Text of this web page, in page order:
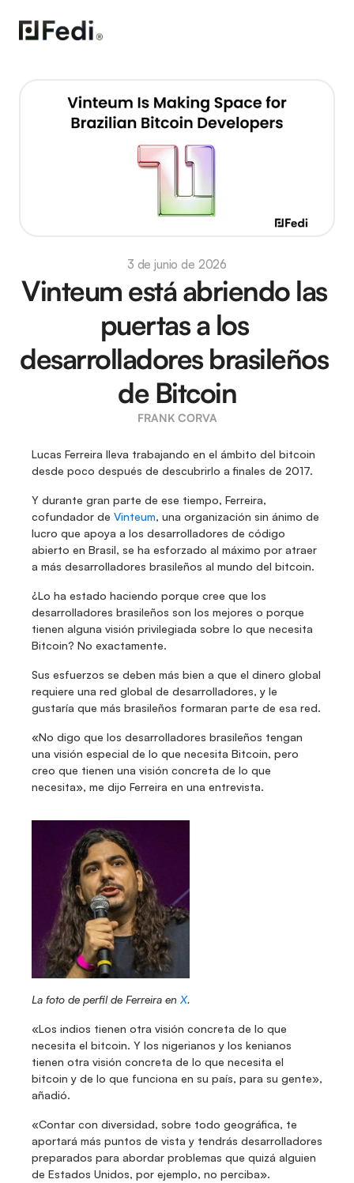
3 de junio de 2026
Vinteum está abriendo las
puertas a los
desarrolladores brasileños
de Bitcoin
FRANK CORVA
Lucas Ferreira lleva trabajando en el ámbito del bitcoin
desde poco después de descubrirlo a finales de 2017.
Y durante gran parte de ese tiempo, Ferreira,
cofundador de Vinteum, una organización sin ánimo de
lucro que apoya a los desarrolladores de código
abierto en Brasil, se ha esforzado al máximo por atraer
a más desarrolladores brasileños al mundo del bitcoin.
¿Lo ha estado haciendo porque cree que los
desarrolladores brasileños son los mejores o porque
tienen alguna visión privilegiada sobre lo que necesita
Bitcoin? No exactamente.
Sus esfuerzos se deben más bien a que el dinero global
requiere una red global de desarrolladores, y le
gustaría que más brasileños formaran parte de esa red.
«No digo que los desarrolladores brasileños tengan
una visión especial de lo que necesita Bitcoin, pero
creo que tienen una visión concreta de lo que
necesita», me dijo Ferreira en una entrevista.
La foto de perfil de Ferreira en X.
«Los indios tienen otra visión concreta de lo que
necesita el bitcoin. Y los nigerianos y los kenianos
tienen otra visión concreta de lo que necesita el
bitcoin y de lo que funciona en su país, para su gente»,
añadió.
«Contar con diversidad, sobre todo geográfica, te
aportará más puntos de vista y tendrás desarrolladores
preparados para abordar problemas que quizá alguien
de Estados Unidos, por ejemplo, no perciba».